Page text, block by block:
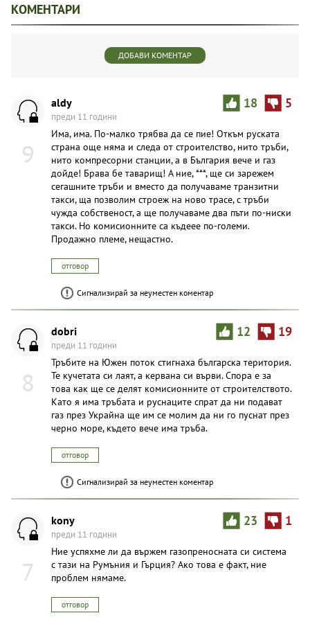
КОМЕНТАРИ
ДОБАВИ КОМЕНТАР
9
18 5
aldy
преди 11 години
Има, има. По-малко трябва да се пие! Откъм руската
страна още няма и следа от строителство, нито тръби,
нито компресорни станции, а в България вече и газ
дойде! Брава бе таварищ! А ние, ***, ще си зарежем
сегашните тръби и вместо да получаваме транзитни
такси, ща позволим строеж на ново трасе, с тръби
чужда собственост, а ще получаваме два пъти по-ниски
такси. Но комисионните са къдеее по-големи.
Продажно племе, нещастно.
отговор
Сигнализирай за неуместен коментар
8
12 19
dobri
преди 11 години
Тръбите на Южен поток стигнаха българска територия.
Те кучетата си лаят, а кервана си върви. Спора е за
това как ще се делят комисионните от строителството.
Като я има тръбата и руснаците спрат да ни подават
газ през Украйна ще им се молим да ни го пуснат през
черно море, където вече има тръба.
отговор
Сигнализирай за неуместен коментар
7
23 1
kony
преди 11 години
Ние успяхме ли да вържем газопреносната си система
с тази на Румъния и Гърция? Ако това е факт, ние
проблем нямаме.
отговор